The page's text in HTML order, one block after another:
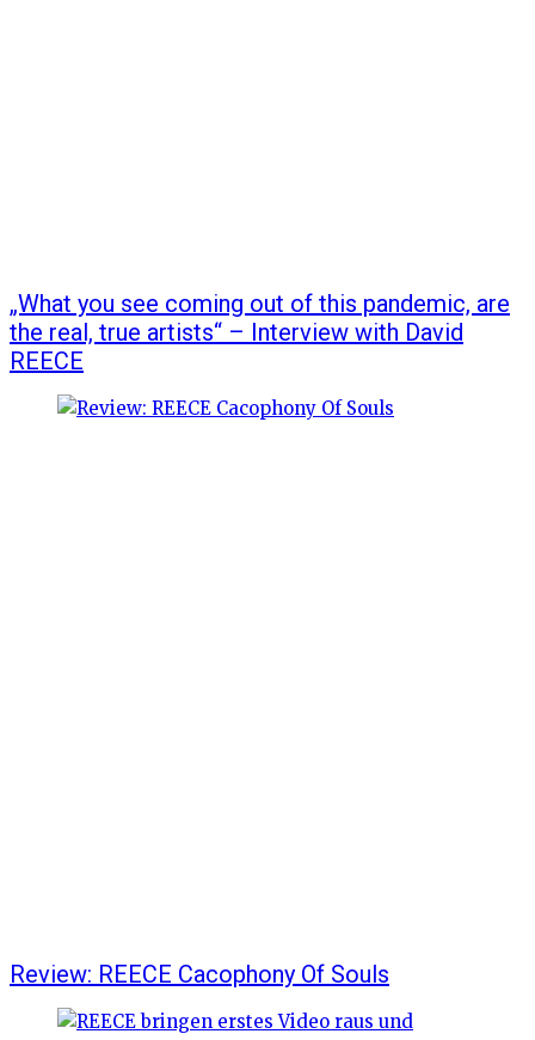
„What you see coming out of this pandemic, are
the real, true artists“ – Interview with David
REECE
Review: REECE Cacophony Of Souls